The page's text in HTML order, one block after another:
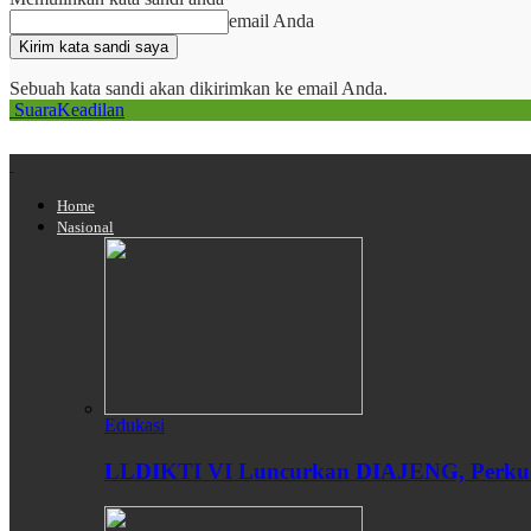
email Anda
Sebuah kata sandi akan dikirimkan ke email Anda.
SuaraKeadilan
Home
Nasional
Edukasi
LLDIKTI VI Luncurkan DIAJENG,